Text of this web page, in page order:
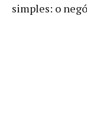
simples: o